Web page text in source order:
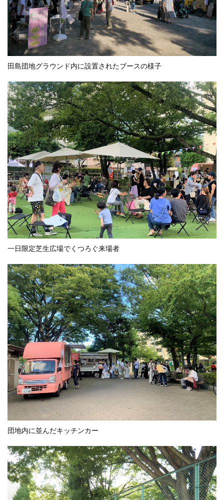
田島団地グラウンド内に設置されたブースの様子
一日限定芝生広場でくつろぐ来場者
団地内に並んだキッチンカー